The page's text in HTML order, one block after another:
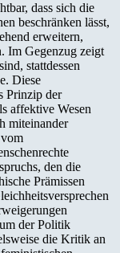
dass sich die
beschränken lässt,
erweitern,
Im Gegenzug zeigt
stattdessen
Diese
Prinzip der
affektive Wesen
miteinander
den die
Prämissen
der Politik
die Kritik an